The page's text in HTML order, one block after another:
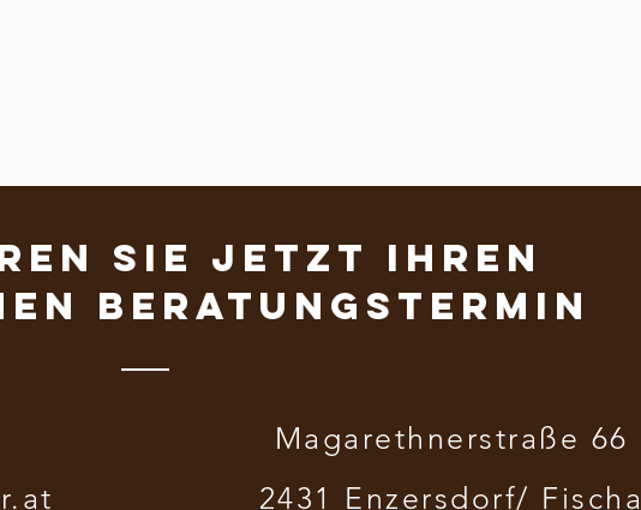
Sie jetzt Ihren
Beratungstermin
Magarethnerstraße 66
2431 Enzersdorf/ Fischa